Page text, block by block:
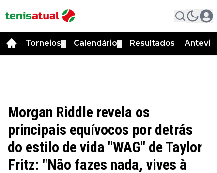
Torneios Calendário Resultados
Morgan Riddle revela os
principais equívocos por detrás
do estilo de vida "WAG" de Taylor
Fritz: "Não fazes nada, vives à